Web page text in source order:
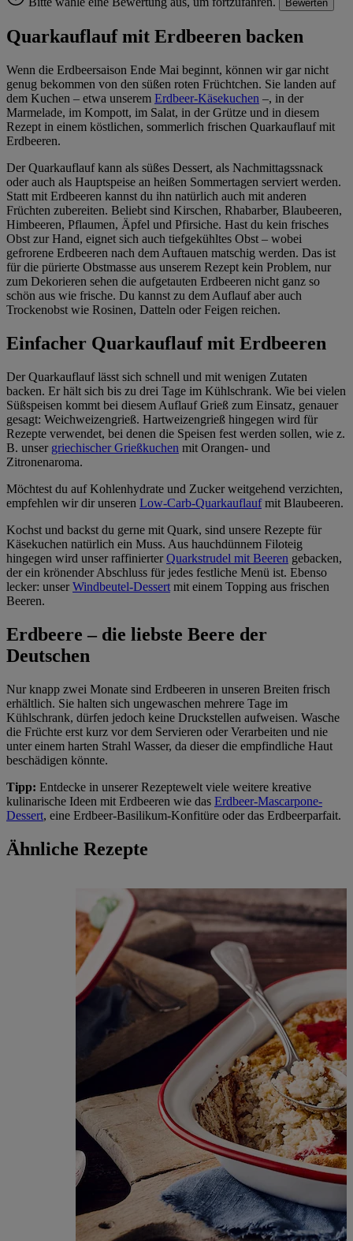
Bewerten
Quarkauflauf mit Erdbeeren backen
Wenn die Erdbeersaison Ende Mai beginnt, können wir gar nicht
genug bekommen von den süßen roten Früchtchen. Sie landen auf
dem Kuchen – etwa unserem Erdbeer-Käsekuchen –, in der
Marmelade, im Kompott, im Salat, in der Grütze und in diesem
Rezept in einem köstlichen, sommerlich frischen Quarkauflauf mit
Erdbeeren.
Der Quarkauflauf kann als süßes Dessert, als Nachmittagssnack
oder auch als Hauptspeise an heißen Sommertagen serviert werden.
Statt mit Erdbeeren kannst du ihn natürlich auch mit anderen
Früchten zubereiten. Beliebt sind Kirschen, Rhabarber, Blaubeeren,
Himbeeren, Pflaumen, Äpfel und Pfirsiche. Hast du kein frisches
Obst zur Hand, eignet sich auch tiefgekühltes Obst – wobei
gefrorene Erdbeeren nach dem Auftauen matschig werden. Das ist
für die pürierte Obstmasse aus unserem Rezept kein Problem, nur
zum Dekorieren sehen die aufgetauten Erdbeeren nicht ganz so
schön aus wie frische. Du kannst zu dem Auflauf aber auch
Trockenobst wie Rosinen, Datteln oder Feigen reichen.
Einfacher Quarkauflauf mit Erdbeeren
Der Quarkauflauf lässt sich schnell und mit wenigen Zutaten
backen. Er hält sich bis zu drei Tage im Kühlschrank. Wie bei vielen
Süßspeisen kommt bei diesem Auflauf Grieß zum Einsatz, genauer
gesagt: Weichweizengrieß. Hartweizengrieß hingegen wird für
Rezepte verwendet, bei denen die Speisen fest werden sollen, wie z.
B. unser griechischer Grießkuchen mit Orangen- und
Zitronenaroma.
Möchtest du auf Kohlenhydrate und Zucker weitgehend verzichten,
empfehlen wir dir unseren Low-Carb-Quarkauflaufmit Blaubeeren.
Kochst und backst du gerne mit Quark, sind unsere Rezepte für
Käsekuchen natürlich ein Muss. Aus hauchdünnem Filoteig
hingegen wird unser raffinierterQuarkstrudel mit Beeren gebacken,
der ein krönender Abschluss für jedes festliche Menü ist. Ebenso
lecker: unserWindbeutel-Dessert mit einem Topping aus frischen
Beeren.
Erdbeere – die liebste Beere der
Deutschen
Nur knapp zwei Monate sind Erdbeeren in unseren Breiten frisch
erhältlich. Sie halten sich ungewaschen mehrere Tage im
Kühlschrank, dürfen jedoch keine Druckstellen aufweisen. Wasche
die Früchte erst kurz vor dem Servieren oder Verarbeiten und nie
unter einem harten Strahl Wasser, da dieser die empfindliche Haut
beschädigen könnte.
Tipp: Entdecke in unserer Rezeptewelt viele weitere kreative
kulinarische Ideen mit Erdbeeren wie das Erdbeer-Mascarpone-
Dessert, eine Erdbeer-Basilikum-Konfitüre oder das Erdbeerparfait.
Ähnliche Rezepte